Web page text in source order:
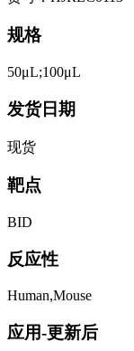
规格
50μL;100μL
发货日期
现货
靶点
BID
反应性
Human,Mouse
应用-更新后